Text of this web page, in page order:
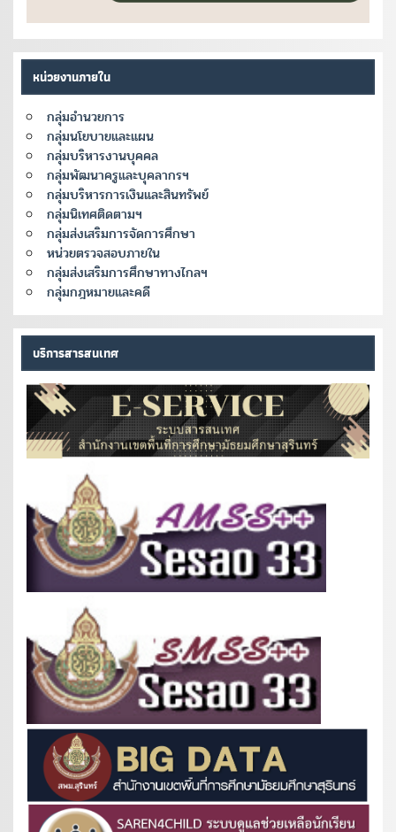
หน่วยงานภายใน
กลุ่มอำนวยการ
กลุ่มนโยบายและแผน
กลุ่มบริหารงานบุคคล
กลุ่มพัฒนาครูและบุคลากรฯ
กลุ่มบริหารการเงินและสินทรัพย์
กลุ่มนิเทศติดตามฯ
กลุ่มส่งเสริมการจัดการศึกษา
หน่วยตรวจสอบภายใน
กลุ่มส่งเสริมการศึกษาทางไกลฯ
กลุ่มกฎหมายและคดี
บริการสารสนเทศ